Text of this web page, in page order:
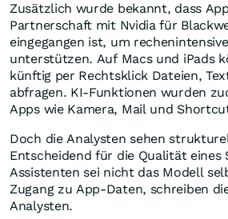
Zusätzlich wurde bekannt, dass
Partnerschaft mit Nvidia für
eingegangen ist, um
unterstützen. Auf Macs und iPads
künftig per Rechtsklick Dateien,
abfragen. KI-Funktionen wurden
Apps wie Kamera, Mail und
Doch die Analysten sehen
Entscheidend für die Qualität eines
Assistenten sei nicht das Modell
Zugang zu App-Daten, schreiben
Analysten.